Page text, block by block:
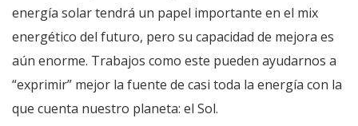
energía solar tendrá un papel importante en el mix
energético del futuro, pero su capacidad de mejora es
aún enorme. Trabajos como este pueden ayudarnos a
“exprimir” mejor la fuente de casi toda la energía con la
que cuenta nuestro planeta: el Sol.